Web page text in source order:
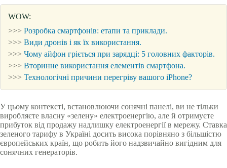
WOW:
>>> Розробка смартфонів: етапи та приклади.
>>> Види дронів і як їх використання.
>>> Чому айфон гріється при зарядці: 5 головних факторів.
>>> Вторинне використання елементів смартфона.
>>> Технологічні причини перегріву вашого iPhone?
У цьому контексті, встановлюючи сонячні панелі, ви не тільки
виробляєте власну «зелену» електроенергію, але й отримуєте
прибуток від продажу надлишку електроенергії в мережу. Ставка
зеленого тарифу в Україні досить висока порівняно з більшістю
європейських країн, що робить його надзвичайно вигідним для
сонячних генераторів.